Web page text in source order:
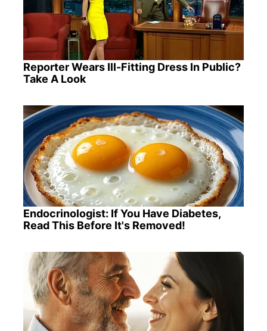
Reporter Wears Ill-Fitting Dress In Public?
Take A Look
Endocrinologist: If You Have Diabetes,
Read This Before It's Removed!